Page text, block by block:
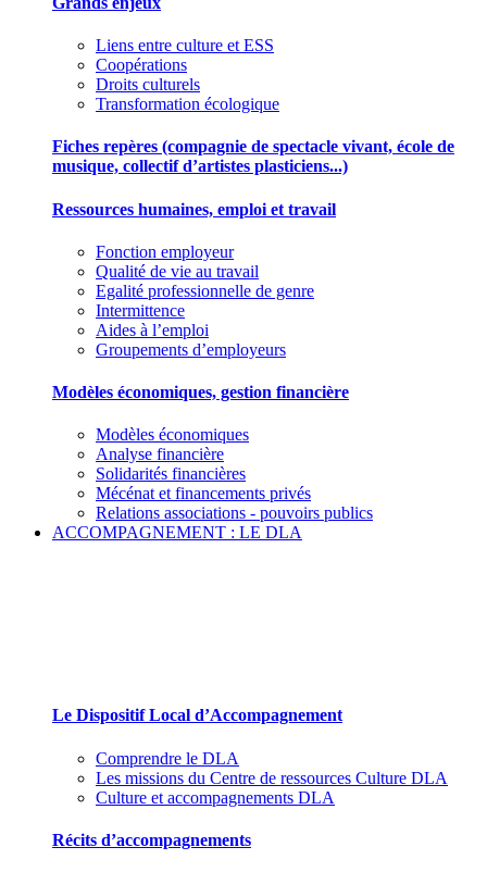
Liens entre culture et ESS
Coopérations
Droits culturels
Transformation écologique
Fiches repères (compagnie de spectacle vivant, école de
musique, collectif d’artistes plasticiens...)
Ressources humaines, emploi et travail
Fonction employeur
Qualité de vie au travail
Egalité professionnelle de genre
Intermittence
Aides à l’emploi
Groupements d’employeurs
Modèles économiques, gestion financière
Modèles économiques
Analyse financière
Solidarités financières
Mécénat et financements privés
Relations associations - pouvoirs publics
ACCOMPAGNEMENT : LE DLA
Le Dispositif Local d’Accompagnement
Comprendre le DLA
Les missions du Centre de ressources Culture DLA
Culture et accompagnements DLA
Récits d’accompagnements